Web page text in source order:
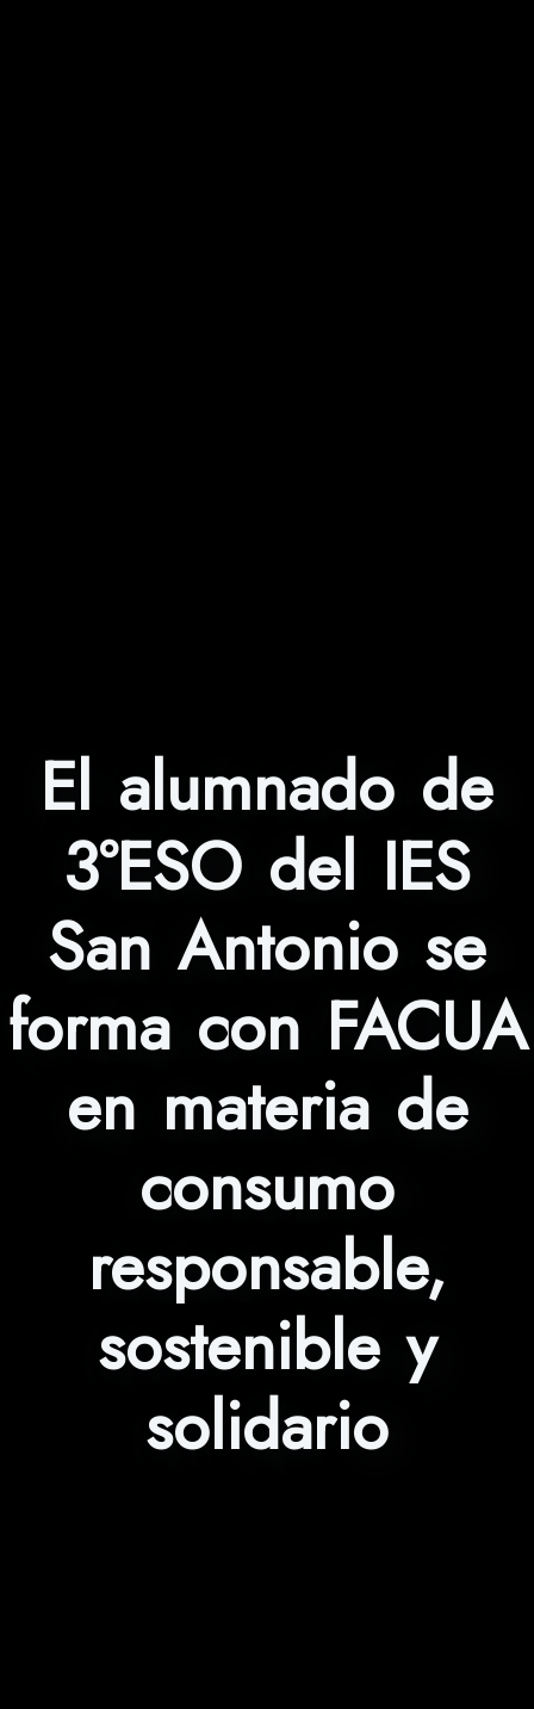
El alumnado de
3ºESO del IES
San Antonio se
forma con FACUA
en materia de
consumo
responsable,
sostenible y
solidario